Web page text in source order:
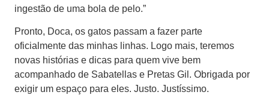
ingestão de uma bola de pelo.”
Pronto, Doca, os gatos passam a fazer parte
oficialmente das minhas linhas. Logo mais, teremos
novas histórias e dicas para quem vive bem
acompanhado de Sabatellas e Pretas Gil. Obrigada por
exigir um espaço para eles. Justo. Justíssimo.